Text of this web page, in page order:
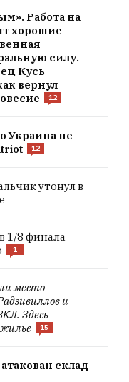
Работа на
хорошие
силу.
Кусь
вернул
12
Украина не
12
утонул в
1/8 финала
1
место
и
Здесь
15
склад